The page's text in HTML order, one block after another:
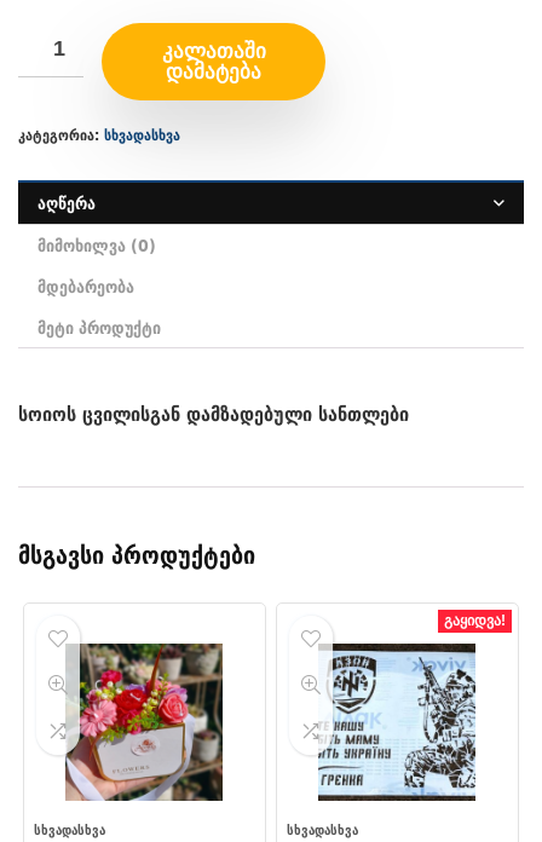
ᲙᲐᲚᲐᲗᲐᲨᲘ
ᲓᲐᲛᲐᲢᲔᲑᲐ
კატეგორია: სხვადასხვა
აღწერა
მიმოხილვა (0)
მდებარეობა
მეტი პროდუქტი
სოიოს ცვილისგან დამზადებული სანთლები
მსგავსი პროდუქტები
ᲡᲮᲕᲐᲓᲐᲡᲮᲕᲐ
გაყიდვა!
ᲡᲮᲕᲐᲓᲐᲡᲮᲕᲐ